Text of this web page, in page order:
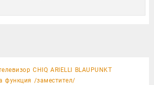
CHIQ ARIELLI BLAUPUNKT
функция /заместител/